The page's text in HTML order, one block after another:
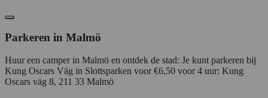
Parkeren in Malmö
Huur een camper in Malmö en ontdek de stad: Je kunt parkeren bij
Kung Oscars Väg in Slottsparken voor €6,50 voor 4 uur: Kung
Oscars väg 8, 211 33 Malmö